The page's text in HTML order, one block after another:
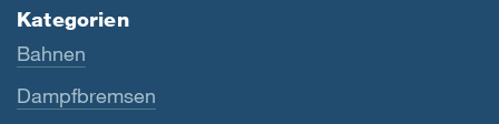
Kategorien
Bahnen
Dampfbremsen